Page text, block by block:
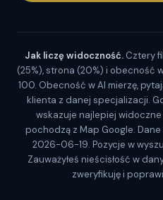
Jak liczę widoczność.Cztery
(25%), strona (20%) i obecność
100. Obecność w AI mierzę,
klienta z danej specjalizacji.
wskazuje najlepiej
pochodzą z Map Google.
2026-06-19. Pozycje w
Zauważyłeś nieścisłość w
zweryfikuję i